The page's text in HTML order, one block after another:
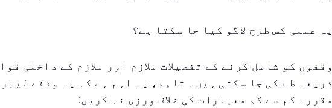
یہ عملی کس طرح لاگو کیا جا سکتا ہے؟
وقفوں کو شامل کرنے کے تفصیلات ملازم اور ملازم کے داخلی
ذریعہ طے کی جا سکتی ہیں۔ تاہم، یہ اہم ہے کہ یہ وقفے
مقررہ کم سے کم معیارات کی خلاف ورزی نہ کریں: